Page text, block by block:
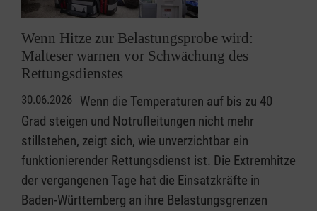
Wenn Hitze zur Belastungsprobe wird:
Malteser warnen vor Schwächung des
Rettungsdienstes
30.06.2026 Wenn die Temperaturen auf bis zu 40
Grad steigen und Notrufleitungen nicht mehr
stillstehen, zeigt sich, wie unverzichtbar ein
funktionierender Rettungsdienst ist. Die Extremhitze
der vergangenen Tage hat die Einsatzkräfte in
Baden-Württemberg an ihre Belastungsgrenzen